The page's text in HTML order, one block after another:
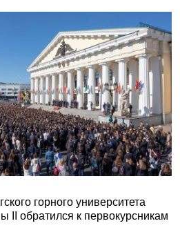
горного университета
II обратился к первокурсникам